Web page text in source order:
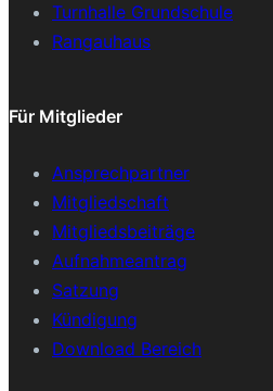
Turnhalle Grundschule
Rangauhaus
Für Mitglieder
Ansprechpartner
Mitgliedschaft
Mitgliedsbeiträge
Aufnahmeantrag
Satzung
Kündigung
Download Bereich